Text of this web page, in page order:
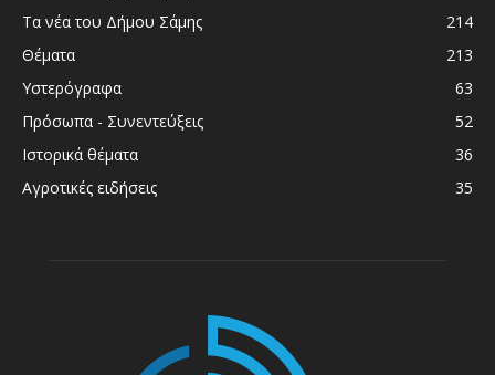
Τα νέα του Δήμου Σάμης
214
Θέματα
213
Υστερόγραφα
63
Πρόσωπα - Συνεντεύξεις
52
Ιστορικά θέματα
36
Αγροτικές ειδήσεις
35